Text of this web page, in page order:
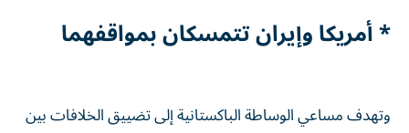
* أمريكا وإيران ‌تتمسكان بمواقفهما
وتهدف مساعي الوساطة الباكستانية إلى تضييق الخلافات بين